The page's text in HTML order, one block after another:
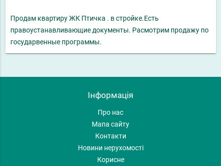
Продам квартиру ЖК Птичка . в стройке.Есть
правоустанавливающие документы. Расмотрим продажу по
государвенные программы.
Інформація
Про нас
Мапа сайту
Контакти
Новини нерухомості
Корисне